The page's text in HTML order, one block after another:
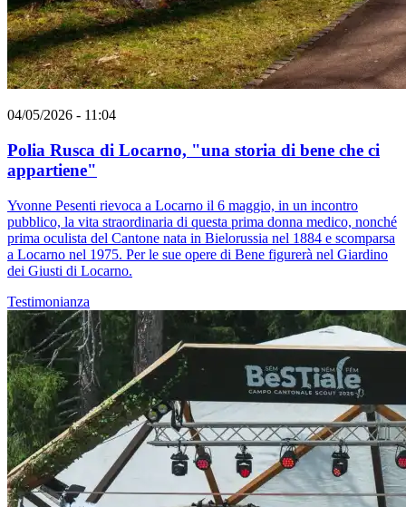
04/05/2026 - 11:04
Polia Rusca di Locarno, "una storia di bene che ci
appartiene"
Yvonne Pesenti rievoca a Locarno il 6 maggio, in un incontro
pubblico, la vita straordinaria di questa prima donna medico, nonché
prima oculista del Cantone nata in Bielorussia nel 1884 e scomparsa
a Locarno nel 1975. Per le sue opere di Bene figurerà nel Giardino
dei Giusti di Locarno.
Testimonianza